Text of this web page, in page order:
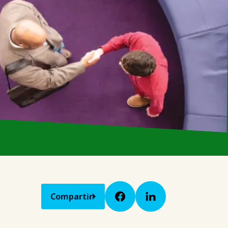
Compartir